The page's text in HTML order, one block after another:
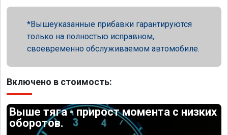
Вышеуказанные прибавки гарантируются
только на полностью исправном,
своевременно обслуживаемом автомобиле.
Включено в стоимость:
Выше тяга - прирост момента с низких
оборотов.